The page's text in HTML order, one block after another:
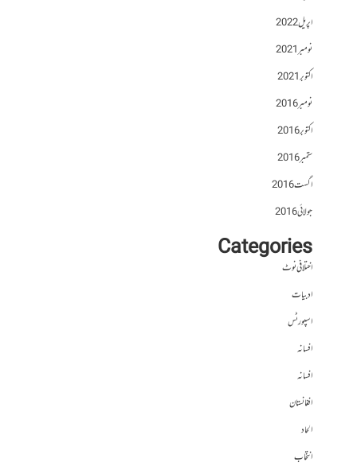
اپریل 2022
نومبر 2021
اکتوبر 2021
نومبر 2016
اکتوبر 2016
ستمبر 2016
اگست 2016
جولائی 2016
Categories
اختلافی نوٹ
ادبیات
اسپورٹس
افسانہ
افسانہ
افغانستان
الحاد
انتخاب